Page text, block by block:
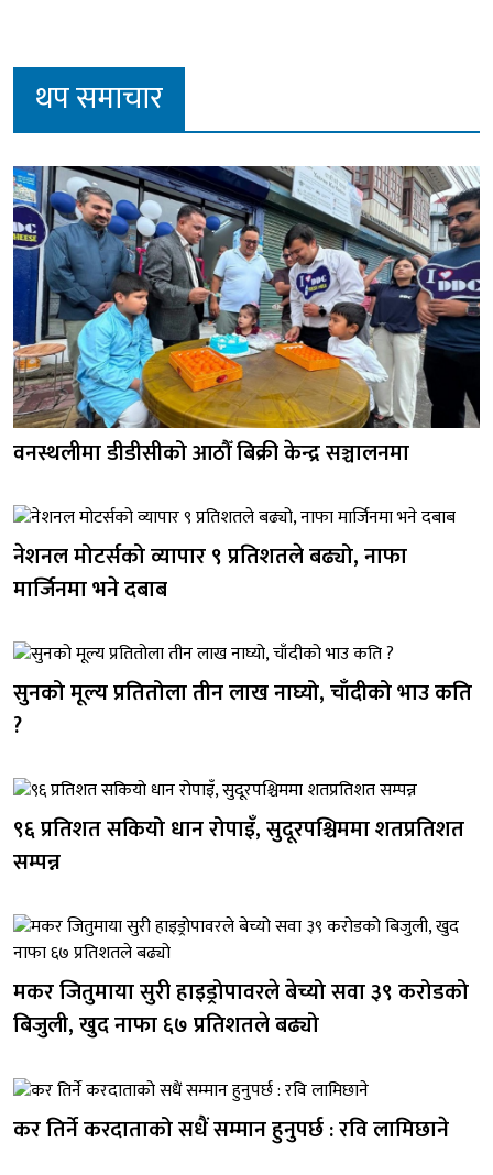
थप समाचार
वनस्थलीमा डीडीसीको आठौँ बिक्री केन्द्र सञ्चालनमा
नेशनल मोटर्सको व्यापार ९ प्रतिशतले बढ्यो, नाफा
मार्जिनमा भने दबाब
सुनको मूल्य प्रतितोला तीन लाख नाघ्यो, चाँदीको भाउ कति
?
९६ प्रतिशत सकियो धान रोपाइँ, सुदूरपश्चिममा शतप्रतिशत
सम्पन्न
मकर जितुमाया सुरी हाइड्रोपावरले बेच्यो सवा ३९ करोडको
बिजुली, खुद नाफा ६७ प्रतिशतले बढ्यो
कर तिर्ने करदाताको सधैं सम्मान हुनुपर्छ : रवि लामिछाने